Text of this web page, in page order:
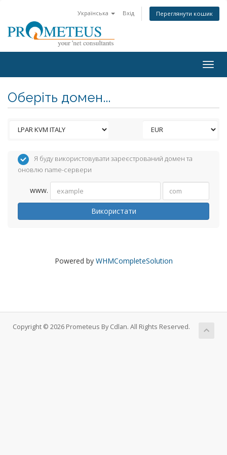
Українська Вхід Переглянути кошик
Оберіть домен...
Я буду використовувати зареєстрований домен та
оновлю name-сервери
www.
Використати
Powered by WHMCompleteSolution
Copyright © 2026 Prometeus By Cdlan. All Rights Reserved.